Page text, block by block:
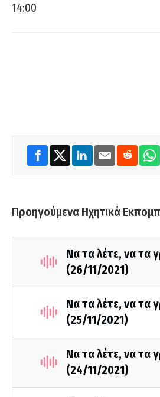
14:00
Προηγούμενα Ηχητικά
Να τα λέτε, να τα
(26/11/2021)
Να τα λέτε, να τα
(25/11/2021)
Να τα λέτε, να τα
(24/11/2021)